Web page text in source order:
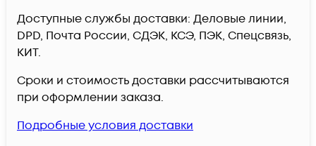
Доступные службы доставки: Деловые линии,
DPD, Почта России, СДЭК, КСЭ, ПЭК, Спецсвязь,
КИТ.
Сроки и стоимость доставки рассчитываются
при оформлении заказа.
Подробные условия доставки